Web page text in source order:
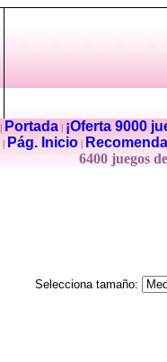
Portada|
¡Oferta 9000
Pág. Inicio
6400 juegos
Selecciona tamaño: